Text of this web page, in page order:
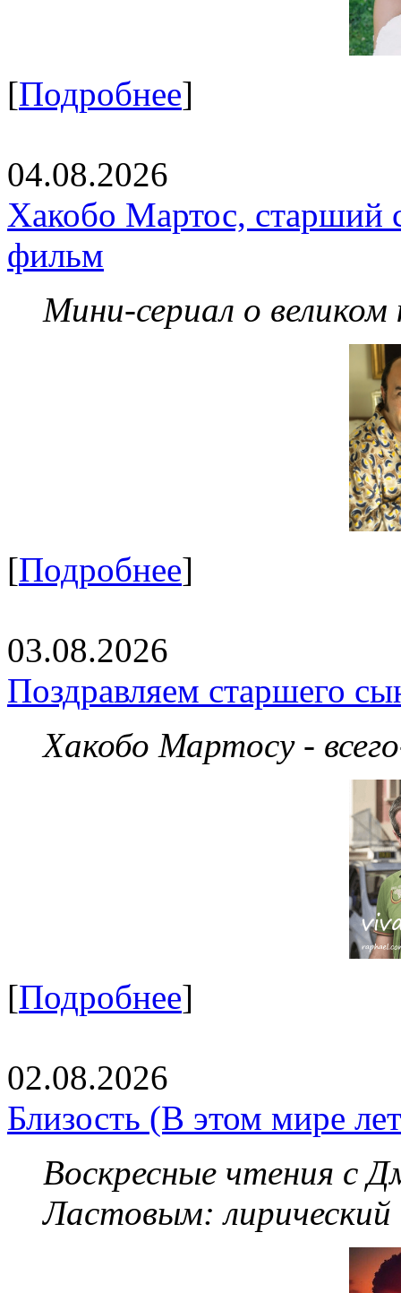
[Подробнее]
04.08.2026
Хакобо Мартос, старший
фильм
Мини-сериал о великом
[Подробнее]
03.08.2026
Поздравляем старшего
Хакобо Мартосу -
[Подробнее]
02.08.2026
Близость (В этом мире
Воскресные чтения с
Ластовым: